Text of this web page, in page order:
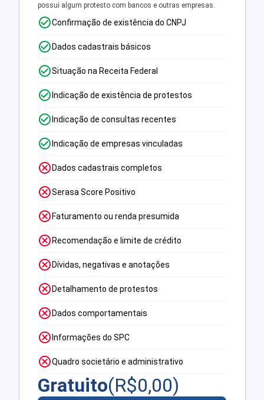
possui algum protesto com bancos e outras empresas.
Confirmação de existência do CNPJ
Dados cadastrais básicos
Situação na Receita Federal
Indicação de existência de protestos
Indicação de consultas recentes
Indicação de empresas vinculadas
Dados cadastrais completos
Serasa Score Positivo
Faturamento ou renda presumida
Recomendação e limite de crédito
Dívidas, negativas e anotações
Detalhamento de protestos
Dados comportamentais
Informações do SPC
Quadro societário e administrativo
Gratuito(R$0,00)